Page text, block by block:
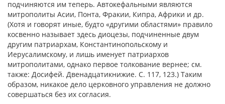
подчиняются им теперь. Автокефальными являются
митрополиты Асии, Понта, Фракии, Кипра, Африки и др.
(Хотя и говорят иные, будто «другими областями» правило
косвенно называет здесь диоцезы, подчиненные двум
другим патриархам, Константинопольскому и
Иерусалимскому, и лишь именует патриархов
митрополитами, однако первое толкование вернее; см.
также: Досифей. Двенадцатикнижие. С. 117, 123.) Таким
образом, никакое дело церковного управления не должно
совершаться без их согласия.